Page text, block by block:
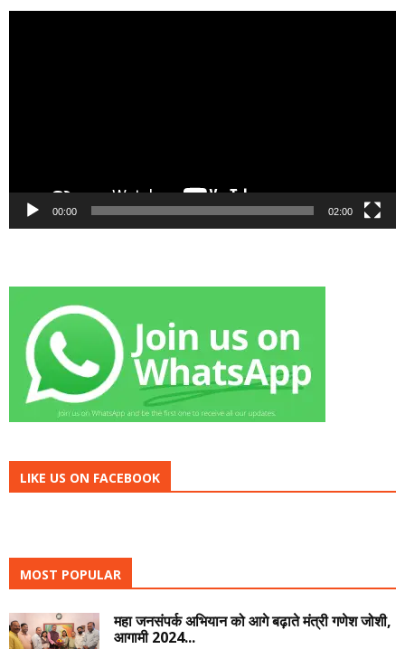
00:00 02:00
LIKE US ON FACEBOOK
MOST POPULAR
महा जनसंपर्क अभियान को आगे बढ़ाते मंत्री गणेश जोशी,
आगामी 2024...